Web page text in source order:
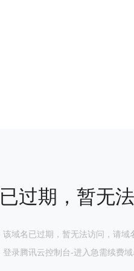
过期，暂无
该域名已过期，暂无法访问，请
登录腾讯云控制台-进入急需续费